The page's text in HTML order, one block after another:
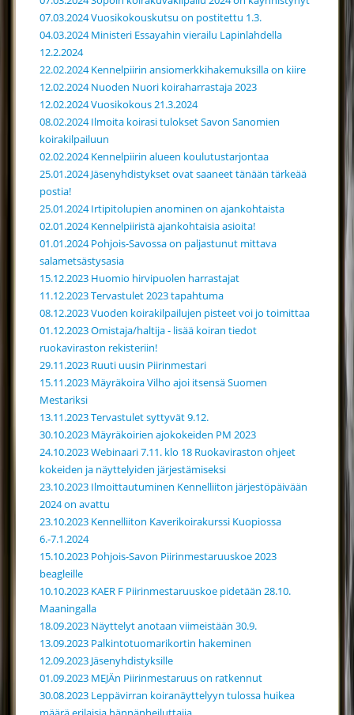
07.03.2024 Vuosikokouskutsu on postitettu 1.3.
04.03.2024 Ministeri Essayahin vierailu Lapinlahdella
12.2.2024
22.02.2024 Kennelpiirin ansiomerkkihakemuksilla on kiire
12.02.2024 Nuoden Nuori koiraharrastaja 2023
12.02.2024 Vuosikokous 21.3.2024
08.02.2024 Ilmoita koirasi tulokset Savon Sanomien
koirakilpailuun
02.02.2024 Kennelpiirin alueen koulutustarjontaa
25.01.2024 Jäsenyhdistykset ovat saaneet tänään tärkeää
postia!
25.01.2024 Irtipitolupien anominen on ajankohtaista
02.01.2024 Kennelpiiristä ajankohtaisia asioita!
01.01.2024 Pohjois-Savossa on paljastunut mittava
salametsästysasia
15.12.2023 Huomio hirvipuolen harrastajat
11.12.2023 Tervastulet 2023 tapahtuma
08.12.2023 Vuoden koirakilpailujen pisteet voi jo toimittaa
01.12.2023 Omistaja/haltija - lisää koiran tiedot
ruokaviraston rekisteriin!
29.11.2023 Ruuti uusin Piirinmestari
15.11.2023 Mäyräkoira Vilho ajoi itsensä Suomen
Mestariksi
13.11.2023 Tervastulet syttyvät 9.12.
30.10.2023 Mäyräkoirien ajokokeiden PM 2023
24.10.2023 Webinaari 7.11. klo 18 Ruokaviraston ohjeet
kokeiden ja näyttelyiden järjestämiseksi
23.10.2023 Ilmoittautuminen Kennelliiton järjestöpäivään
2024 on avattu
23.10.2023 Kennelliiton Kaverikoirakurssi Kuopiossa
6.-7.1.2024
15.10.2023 Pohjois-Savon Piirinmestaruuskoe 2023
beagleille
10.10.2023 KAER F Piirinmestaruuskoe pidetään 28.10.
Maaningalla
18.09.2023 Näyttelyt anotaan viimeistään 30.9.
13.09.2023 Palkintotuomarikortin hakeminen
12.09.2023 Jäsenyhdistyksille
01.09.2023 MEJÄn Piirinmestaruus on ratkennut
30.08.2023 Leppävirran koiranäyttelyyn tulossa huikea